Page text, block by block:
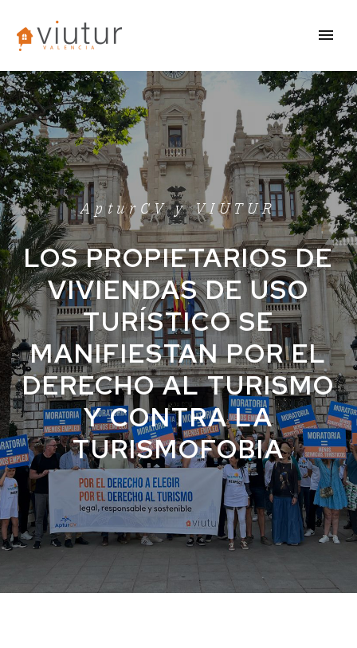
ApturCV y VIUTUR
LOS PROPIETARIOS DE
VIVIENDAS DE USO
TURÍSTICO SE
MANIFIESTAN POR EL
DERECHO AL TURISMO
Y CONTRA LA
TURISMOFOBIA